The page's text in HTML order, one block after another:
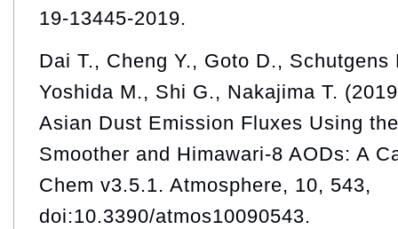
19-13445-2019.
Dai T., Cheng Y., Goto D.,
Yoshida M., Shi G., Nakajima T.
Asian Dust Emission Fluxes Using
Smoother and Himawari-8 AODs: A
Chem v3.5.1. Atmosphere, 10, 543,
doi:10.3390/atmos10090543.